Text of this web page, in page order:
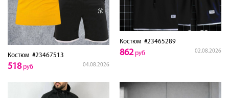
Костюм #23467513
04.08.2026
518руб
Костюм #23465289
02.08.2026
862руб